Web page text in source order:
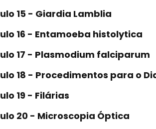
15 - Giardia Lamblia
16 - Entamoeba histolytica
17 - Plasmodium falciparum
18 - Procedimentos para o
19 - Filárias
20 - Microscopia Óptica